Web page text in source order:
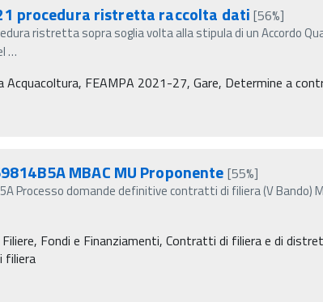
21 procedura ristretta raccolta dati [56%]
ristretta sopra soglia volta alla stipula di un Accordo
…
Acquacoltura, FEAMPA 2021-27, Gare, Determine a
MBAC MU Proponente [55%]
Processo domande definitive contratti di filiera (V Bando)
Filiere, Fondi e Finanziamenti, Contratti di filiera e di
filiera